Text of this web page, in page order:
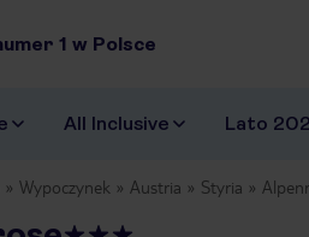
1 w Polsce
All Inclusive Lato
Wypoczynek Austria Styria